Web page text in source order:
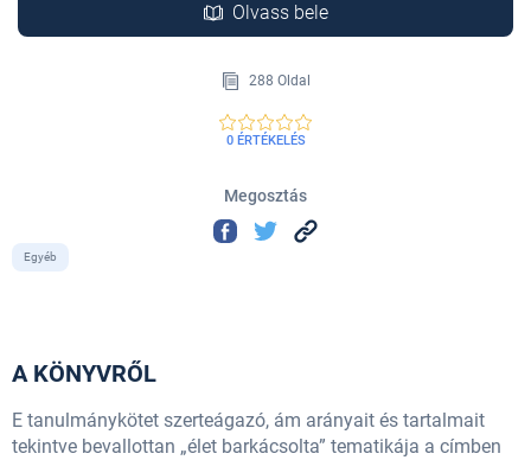
Olvass bele
288 Oldal
0 ÉRTÉKELÉS
Megosztás
Egyéb
A KÖNYVRŐL
E tanulmánykötet szerteágazó, ám arányait és tartalmait
tekintve bevallottan „élet barkácsolta” tematikája a címben